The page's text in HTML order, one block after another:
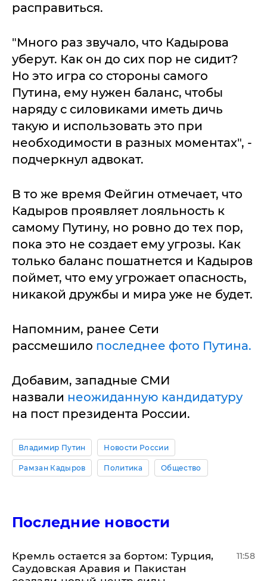
расправиться.
"Много раз звучало, что Кадырова
уберут. Как он до сих пор не сидит?
Но это игра со стороны самого
Путина, ему нужен баланс, чтобы
наряду с силовиками иметь дичь
такую и использовать это при
необходимости в разных моментах", -
подчеркнул адвокат.
В то же время Фейгин отмечает, что
Кадыров проявляет лояльность к
самому Путину, но ровно до тех пор,
пока это не создает ему угрозы. Как
только баланс пошатнется и Кадыров
поймет, что ему угрожает опасность,
никакой дружбы и мира уже не будет.
Напомним, ранее Сети
рассмешило последнее фото Путина.
Добавим, западные СМИ
назвали неожиданную кандидатуру
на пост президента России.
Владимир Путин Новости России
Рамзан Кадыров Политика Общество
Последние новости
​Кремль остается за бортом: Турция,
Саудовская Аравия и Пакистан
11:58